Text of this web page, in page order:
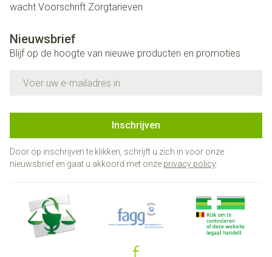
wacht Voorschrift Zorgtarieven
Nieuwsbrief
Blijf op de hoogte van nieuwe producten en promoties
Inschrijven
Door op inschrijven te klikken, schrijft u zich in voor onze
nieuwsbrief en gaat u akkoord met onze privacy policy.